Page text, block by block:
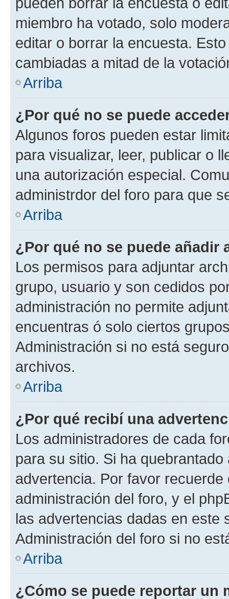
miembro ha votado, solo
editar o borrar la encuesta.
cambiadas a mitad de la
Arriba
¿Por qué no se puede
Algunos foros pueden estar
para visualizar, leer, publicar o
una autorización especial.
administrdor del foro para que
Arriba
¿Por qué no se puede añadir
Los permisos para adjuntar
grupo, usuario y son cedidos
administración no permite
encuentras ó solo ciertos
Administración si no está
archivos.
Arriba
¿Por qué recibí una
Los administradores de cada
para su sitio. Si ha
advertencia. Por favor
administración del foro, y el
las advertencias dadas en este
Administración del foro si no
Arriba
¿Cómo se puede reportar un